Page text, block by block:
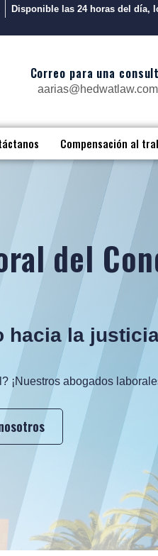
Disponible las 24 horas del día,
Correo para una
aarias@hedwatlaw.com
Compensación al
del
hacia la
¡Nuestros abogados